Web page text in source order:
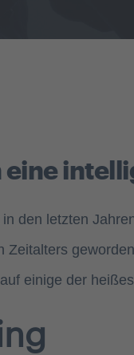
eine
den letzten
Zeitalters
einige der